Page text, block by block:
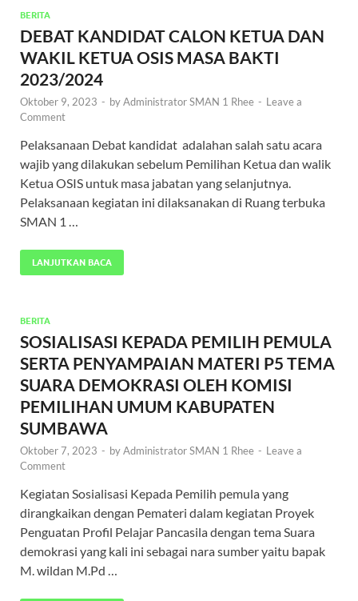
BERITA
DEBAT KANDIDAT CALON KETUA DAN
WAKIL KETUA OSIS MASA BAKTI
2023/2024
Oktober 9, 2023 - byAdministrator SMAN 1 Rhee - Leave a
Comment
Pelaksanaan Debat kandidat adalahan salah satu acara
wajib yang dilakukan sebelum Pemilihan Ketua dan walik
Ketua OSIS untuk masa jabatan yang selanjutnya.
Pelaksanaan kegiatan ini dilaksanakan di Ruang terbuka
SMAN 1 …
LANJUTKAN BACA
BERITA
SOSIALISASI KEPADA PEMILIH PEMULA
SERTA PENYAMPAIAN MATERI P5 TEMA
SUARA DEMOKRASI OLEH KOMISI
PEMILIHAN UMUM KABUPATEN
SUMBAWA
Oktober 7, 2023 - byAdministrator SMAN 1 Rhee - Leave a
Comment
Kegiatan Sosialisasi Kepada Pemilih pemula yang
dirangkaikan dengan Pemateri dalam kegiatan Proyek
Penguatan Profil Pelajar Pancasila dengan tema Suara
demokrasi yang kali ini sebagai nara sumber yaitu bapak
M. wildan M.Pd …